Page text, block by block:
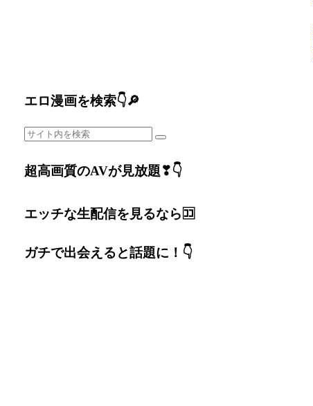
エロ漫画を検索👇🔎
超高画質のAVが見放題❣👇
エッチな生配信を見るなら🈁
ガチで出会えると話題に！👇